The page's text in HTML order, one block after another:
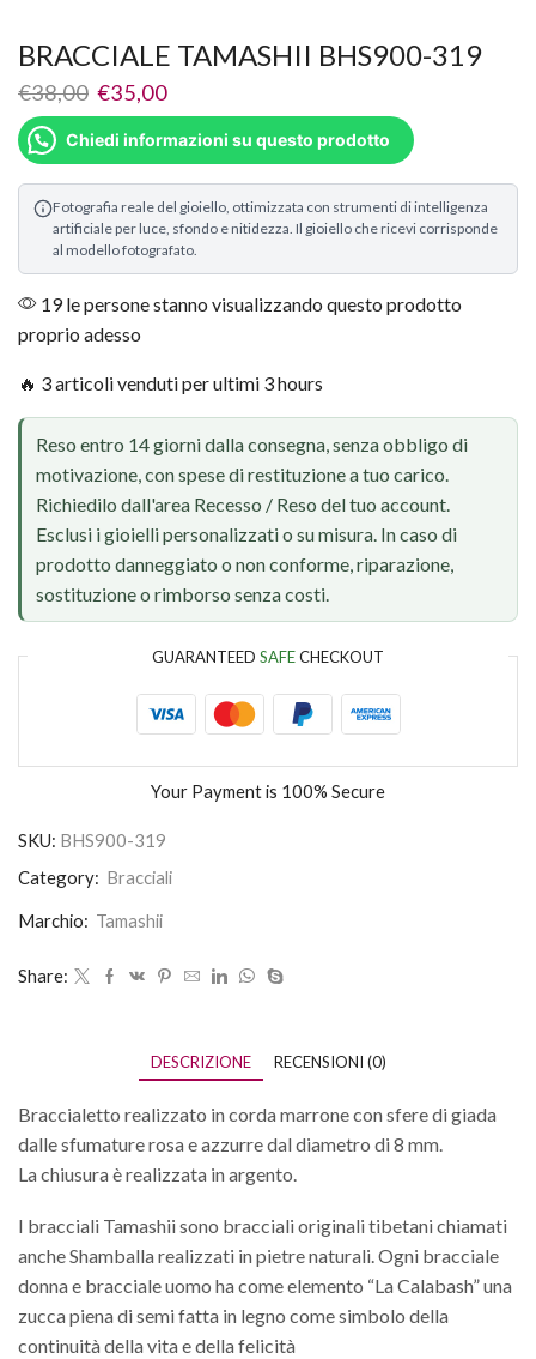
BRACCIALE TAMASHII BHS900-319
€38,00 €35,00
Chiedi informazioni su questo prodotto
Fotografia reale del gioiello, ottimizzata con strumenti di intelligenza
artificiale per luce, sfondo e nitidezza. Il gioiello che ricevi corrisponde
al modello fotografato.
19 le persone stanno visualizzando questo prodotto
proprio adesso
🔥 3 articoli venduti per ultimi 3 hours
Reso entro 14 giorni dalla consegna, senza obbligo di
motivazione, con spese di restituzione a tuo carico.
Richiedilo dall'area Recesso / Reso del tuo account.
Esclusi i gioielli personalizzati o su misura. In caso di
prodotto danneggiato o non conforme, riparazione,
sostituzione o rimborso senza costi.
GUARANTEED SAFECHECKOUT
Your Payment is 100% Secure
SKU: BHS900-319
Category: Bracciali
Marchio: Tamashii
Share:
DESCRIZIONE RECENSIONI (0)
Braccialetto realizzato in corda marrone con sfere di giada
dalle sfumature rosa e azzurre dal diametro di 8 mm.
La chiusura è realizzata in argento.
I bracciali Tamashii sono bracciali originali tibetani chiamati
anche Shamballa realizzati in pietre naturali. Ogni bracciale
donna e bracciale uomo ha come elemento “La Calabash” una
zucca piena di semi fatta in legno come simbolo della
continuità della vita e della felicità